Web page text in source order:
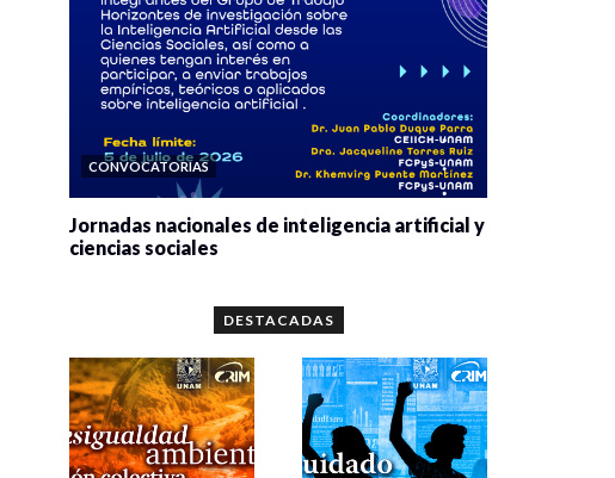
CONVOCATORIAS
Jornadas nacionales de inteligencia artificial y
ciencias sociales
DESTACADAS